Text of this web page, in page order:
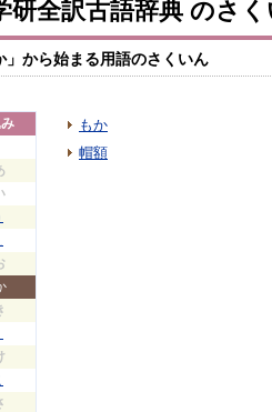
研全訳古語辞典 のさ
」から始まる用語のさくいん
もか
帽額